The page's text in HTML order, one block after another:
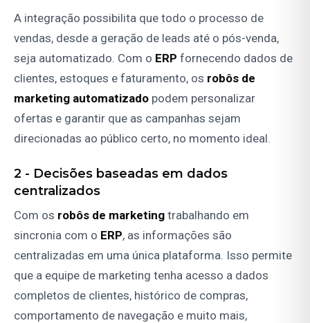
A integração possibilita que todo o processo de
vendas, desde a geração de leads até o pós-venda,
seja automatizado. Com o ERP fornecendo dados de
clientes, estoques e faturamento, os robôs de
marketing automatizado podem personalizar
ofertas e garantir que as campanhas sejam
direcionadas ao público certo, no momento ideal.
2 - Decisões baseadas em dados
centralizados
Com os robôs de marketing trabalhando em
sincronia com o ERP, as informações são
centralizadas em uma única plataforma. Isso permite
que a equipe de marketing tenha acesso a dados
completos de clientes, histórico de compras,
comportamento de navegação e muito mais,